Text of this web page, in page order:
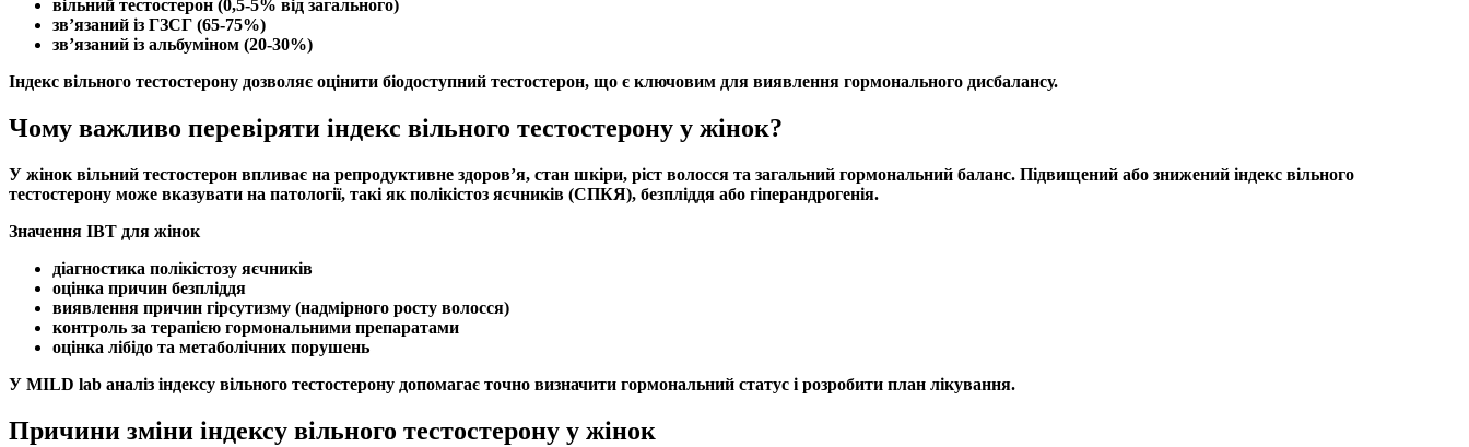
вільний тестостерон (0,5-5% від загального)
зв’язаний із ГЗСГ (65-75%)
зв’язаний із альбуміном (20-30%)
Індекс вільного тестостерону дозволяє оцінити біодоступний тестостерон, що є ключовим для виявлення гормонального дисбалансу.
Чому важливо перевіряти індекс вільного тестостерону у жінок?
У жінок вільний тестостерон впливає на репродуктивне здоров’я, стан шкіри, ріст волосся та загальний гормональний баланс. Підвищений або знижений індекс вільного
тестостерону може вказувати на патології, такі як полікістоз яєчників (СПКЯ), безпліддя або гіперандрогенія.
Значення ІВТ для жінок
діагностика полікістозу яєчників
оцінка причин безпліддя
виявлення причин гірсутизму (надмірного росту волосся)
контроль за терапією гормональними препаратами
оцінка лібідо та метаболічних порушень
У MILD lab аналіз індексу вільного тестостерону допомагає точно визначити гормональний статус і розробити план лікування.
Причини зміни індексу вільного тестостерону у жінок